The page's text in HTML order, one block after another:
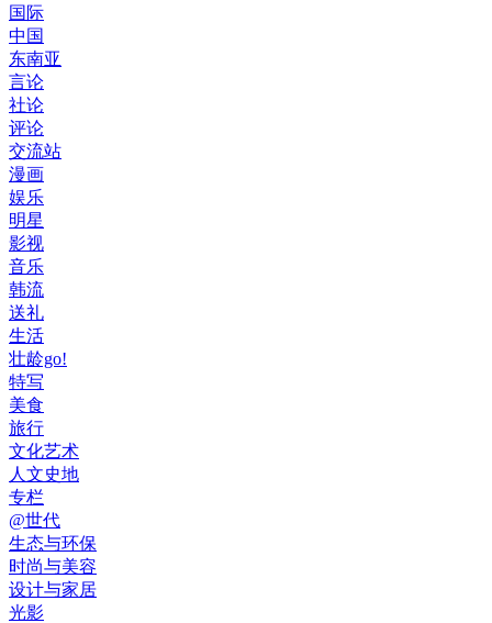
国际
中国
东南亚
言论
社论
评论
交流站
漫画
娱乐
明星
影视
音乐
韩流
送礼
生活
壮龄go!
特写
美食
旅行
文化艺术
人文史地
专栏
@世代
生态与环保
时尚与美容
设计与家居
光影